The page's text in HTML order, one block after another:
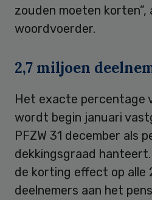
zouden moeten korten”,
woordvoerder.
2,7 miljoen
Het exacte percentage
wordt begin januari
PFZW 31 december als
dekkingsgraad
de korting effect op alle
deelnemers aan het